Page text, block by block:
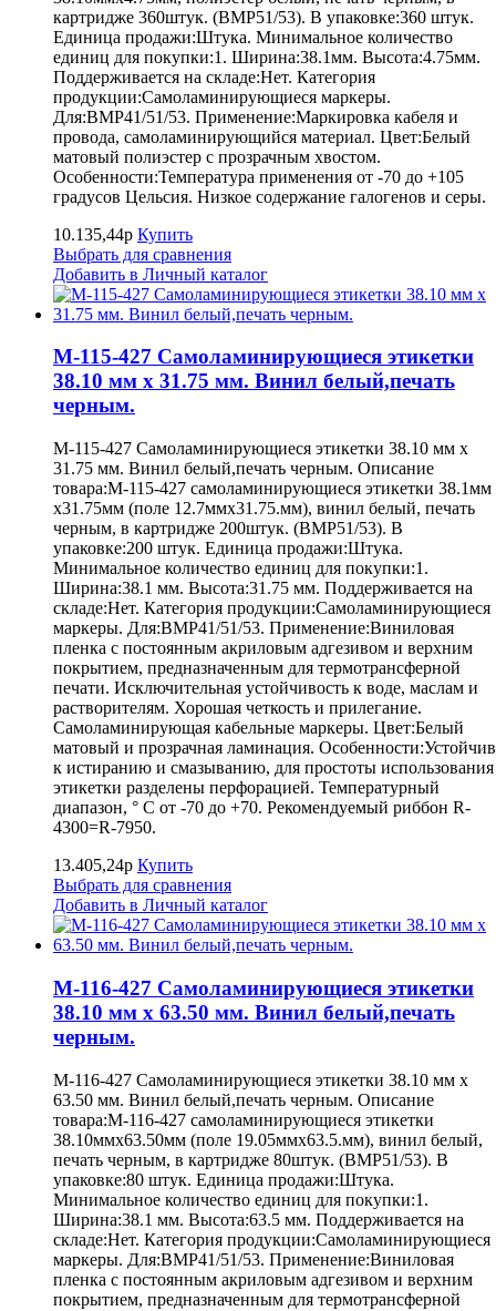
картридже 360штук. (BMP51/53). В упаковке:360 штук.
Единица продажи:Штука. Минимальное количество
единиц для покупки:1. Ширина:38.1мм. Высота:4.75мм.
Поддерживается на складе:Нет. Категория
продукции:Самоламинирующиеся маркеры.
Для:BMP41/51/53. Применение:Маркировка кабеля и
провода, самоламинирующийся материал. Цвет:Белый
матовый полиэстер с прозрачным хвостом.
Особенности:Температура применения от -70 до +105
градусов Цельсия. Низкое содержание галогенов и серы.
10.135,44р Купить
Выбрать для сравнения
Добавить в Личный каталог
M-115-427 Самоламинирующиеся этикетки
38.10 мм х 31.75 мм. Винил белый,печать
черным.
M-115-427 Самоламинирующиеся этикетки 38.10 мм х
31.75 мм. Винил белый,печать черным. Описание
товара:M-115-427 самоламинирующиеся этикетки 38.1мм
х31.75мм (поле 12.7ммх31.75.мм), винил белый, печать
черным, в картридже 200штук. (BMP51/53). В
упаковке:200 штук. Единица продажи:Штука.
Минимальное количество единиц для покупки:1.
Ширина:38.1 мм. Высота:31.75 мм. Поддерживается на
складе:Нет. Категория продукции:Самоламинирующиеся
маркеры. Для:BMP41/51/53. Применение:Виниловая
пленка с постоянным акриловым адгезивом и верхним
покрытием, предназначенным для термотрансферной
печати. Исключительная устойчивость к воде, маслам и
растворителям. Хорошая четкость и прилегание.
Самоламинирующая кабельные маркеры. Цвет:Белый
матовый и прозрачная ламинация. Особенности:Устойчив
к истиранию и смазыванию, для простоты использования
этикетки разделены перфорацией. Температурный
диапазон, ° С от -70 до +70. Рекомендуемый риббон R-
4300=R-7950.
13.405,24р Купить
Выбрать для сравнения
Добавить в Личный каталог
M-116-427 Самоламинирующиеся этикетки
38.10 мм х 63.50 мм. Винил белый,печать
черным.
M-116-427 Самоламинирующиеся этикетки 38.10 мм х
63.50 мм. Винил белый,печать черным. Описание
товара:M-116-427 самоламинирующиеся этикетки
38.10ммх63.50мм (поле 19.05ммх63.5.мм), винил белый,
печать черным, в картридже 80штук. (BMP51/53). В
упаковке:80 штук. Единица продажи:Штука.
Минимальное количество единиц для покупки:1.
Ширина:38.1 мм. Высота:63.5 мм. Поддерживается на
складе:Нет. Категория продукции:Самоламинирующиеся
маркеры. Для:BMP41/51/53. Применение:Виниловая
пленка с постоянным акриловым адгезивом и верхним
покрытием, предназначенным для термотрансферной